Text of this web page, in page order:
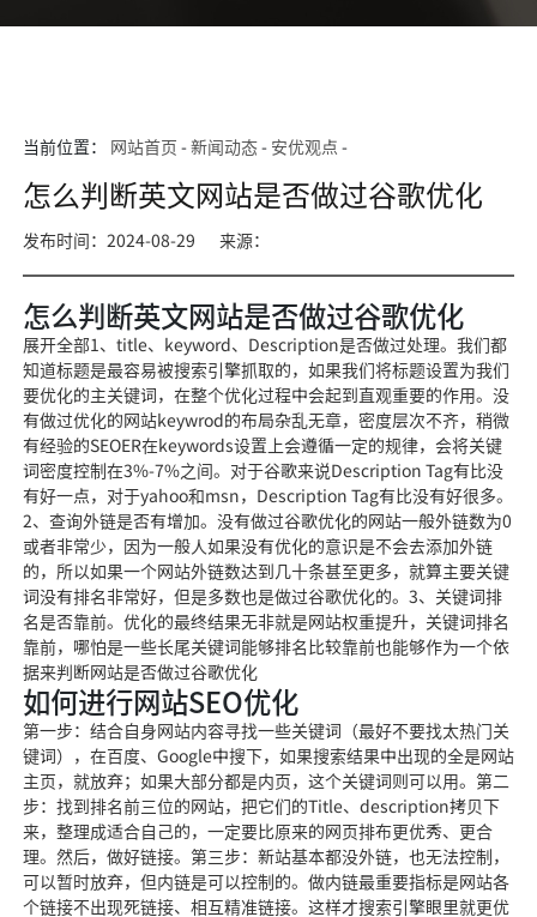
当前位置： 网站首页 -新闻动态- 安优观点 -
怎么判断英文网站是否做过谷歌优化
发布时间：2024-08-29 来源：
怎么判断英文网站是否做过谷歌优化
展开全部1、title、keyword、Description是否做过处理。我们都
知道标题是最容易被搜索引擎抓取的，如果我们将标题设置为我们
要优化的主关键词，在整个优化过程中会起到直观重要的作用。没
有做过优化的网站keywrod的布局杂乱无章，密度层次不齐，稍微
有经验的SEOER在keywords设置上会遵循一定的规律，会将关键
词密度控制在3%-7%之间。对于谷歌来说Description Tag有比没
有好一点，对于yahoo和msn，Description Tag有比没有好很多。
2、查询外链是否有增加。没有做过谷歌优化的网站一般外链数为0
或者非常少，因为一般人如果没有优化的意识是不会去添加外链
的，所以如果一个网站外链数达到几十条甚至更多，就算主要关键
词没有排名非常好，但是多数也是做过谷歌优化的。3、关键词排
名是否靠前。优化的最终结果无非就是网站权重提升，关键词排名
靠前，哪怕是一些长尾关键词能够排名比较靠前也能够作为一个依
据来判断网站是否做过谷歌优化
如何进行网站SEO优化
第一步：结合自身网站内容寻找一些关键词（最好不要找太热门关
键词），在百度、Google中搜下，如果搜索结果中出现的全是网站
主页，就放弃；如果大部分都是内页，这个关键词则可以用。第二
步：找到排名前三位的网站，把它们的Title、description拷贝下
来，整理成适合自己的，一定要比原来的网页排布更优秀、更合
理。然后，做好链接。第三步：新站基本都没外链，也无法控制，
可以暂时放弃，但内链是可以控制的。做内链最重要指标是网站各
个链接不出现死链接、相互精准链接。这样才搜索引擎眼里就更优